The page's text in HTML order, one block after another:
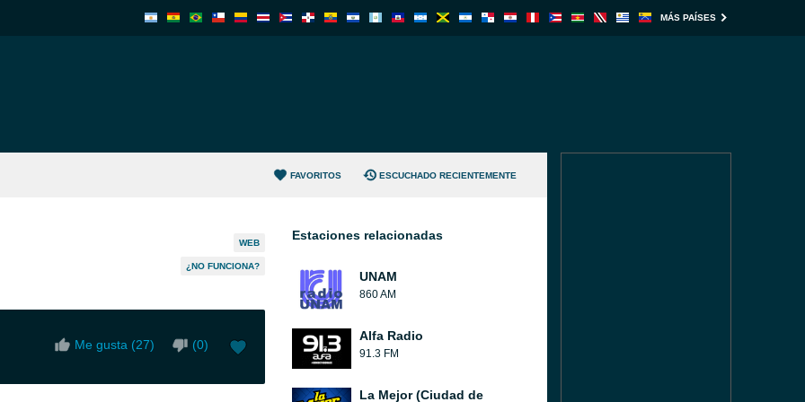
MÁS PAÍSES
FAVORITOS ESCUCHADO RECIENTEMENTE
WEB
¿NO FUNCIONA?
Me gusta (27) (0)
Estaciones relacionadas
UNAM
860 AM
Alfa Radio
91.3 FM
La Mejor (Ciudad de